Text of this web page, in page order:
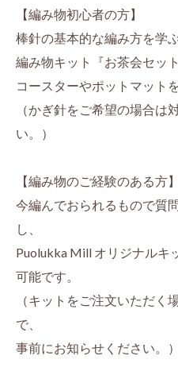
【編み物初心者の方】
棒針の基本的な編み方を学
編み物キット『お茶会セッ
コースターやポットマット
（かぎ針をご希望の場合は
い。）
【編み物のご経験のある方】
今編んでおられるもので質
し、
Puolukka Mill オリジナルキ
可能です。
（キットをご注文いただく
で、
事前にお知らせください。）